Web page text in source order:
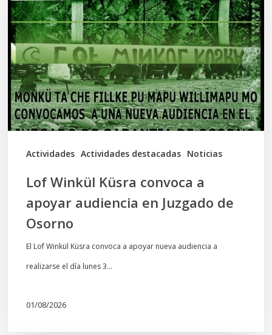
Actividades Actividades destacadas Noticias
Küsra
convoca
a
apoyar
audiencia
en
Juzgado
Lof Winkül Küsra convoca a
apoyar audiencia en Juzgado de
Osorno
El Lof Winkül Küsra convoca a apoyar nueva audiencia a
realizarse el día lunes 3…
01/08/2026